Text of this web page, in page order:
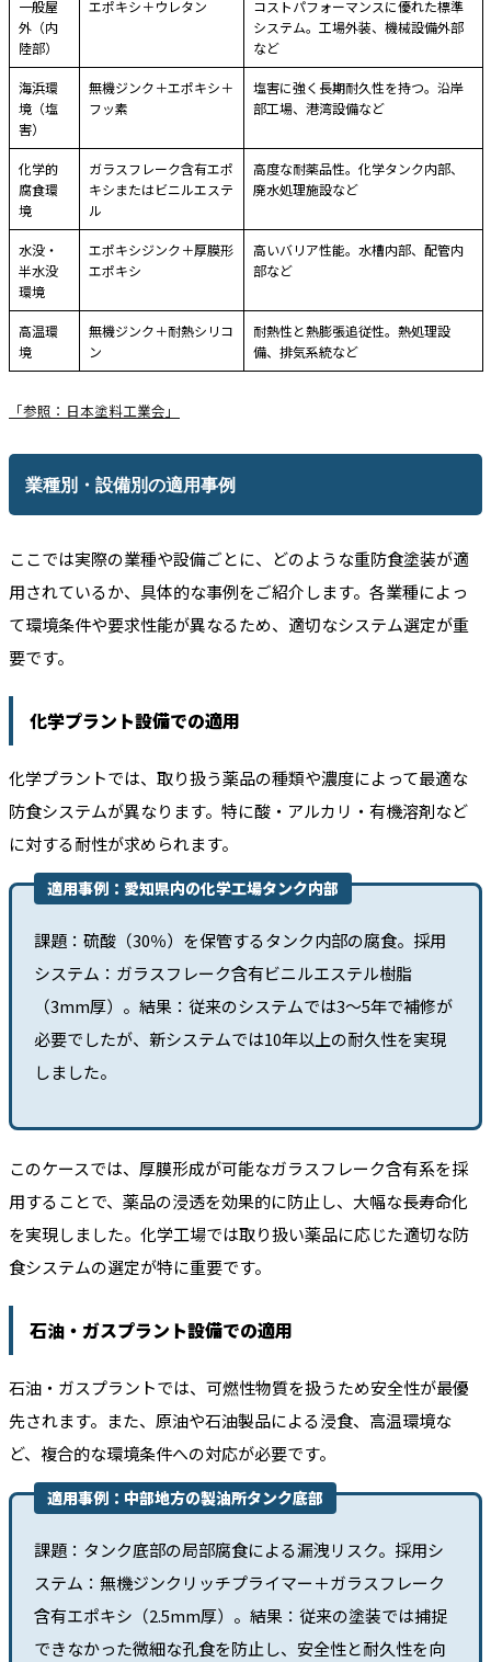
一般屋
外（内
陸部）
エポキシ＋ウレタン
コストパフォーマンスに優れた標準
システム。工場外装、機械設備外部
など
海浜環
境（塩
害）
無機ジンク＋エポキシ＋
フッ素
塩害に強く長期耐久性を持つ。沿岸
部工場、港湾設備など
化学的
腐食環
境
ガラスフレーク含有エポ
キシまたはビニルエステ
ル
高度な耐薬品性。化学タンク内部、
廃水処理施設など
水没・
半水没
環境
エポキシジンク＋厚膜形
エポキシ
高いバリア性能。水槽内部、配管内
部など
高温環
境
無機ジンク＋耐熱シリコ
ン
耐熱性と熱膨張追従性。熱処理設
備、排気系統など
「参照：日本塗料工業会」
業種別・設備別の適用事例
ここでは実際の業種や設備ごとに、どのような重防食塗装が適
用されているか、具体的な事例をご紹介します。各業種によっ
て環境条件や要求性能が異なるため、適切なシステム選定が重
要です。
化学プラント設備での適用
化学プラントでは、取り扱う薬品の種類や濃度によって最適な
防食システムが異なります。特に酸・アルカリ・有機溶剤など
に対する耐性が求められます。
適用事例：愛知県内の化学工場タンク内部
課題：硫酸（30％）を保管するタンク内部の腐食。採用
システム：ガラスフレーク含有ビニルエステル樹脂
（3mm厚）。結果：従来のシステムでは3〜5年で補修が
必要でしたが、新システムでは10年以上の耐久性を実現
しました。
このケースでは、厚膜形成が可能なガラスフレーク含有系を採
用することで、薬品の浸透を効果的に防止し、大幅な長寿命化
を実現しました。化学工場では取り扱い薬品に応じた適切な防
食システムの選定が特に重要です。
石油・ガスプラント設備での適用
石油・ガスプラントでは、可燃性物質を扱うため安全性が最優
先されます。また、原油や石油製品による浸食、高温環境な
ど、複合的な環境条件への対応が必要です。
適用事例：中部地方の製油所タンク底部
課題：タンク底部の局部腐食による漏洩リスク。採用シ
ステム：無機ジンクリッチプライマー＋ガラスフレーク
含有エポキシ（2.5mm厚）。結果：従来の塗装では捕捉
できなかった微細な孔食を防止し、安全性と耐久性を向